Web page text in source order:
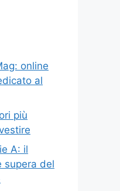
online
al
più
A: il
supera del